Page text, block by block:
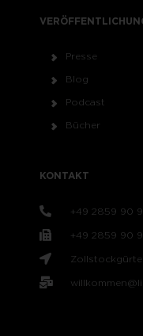
Presse
Blog
Podcast
Bücher
KONTAKT
+49 2859 90
+49 2859 90